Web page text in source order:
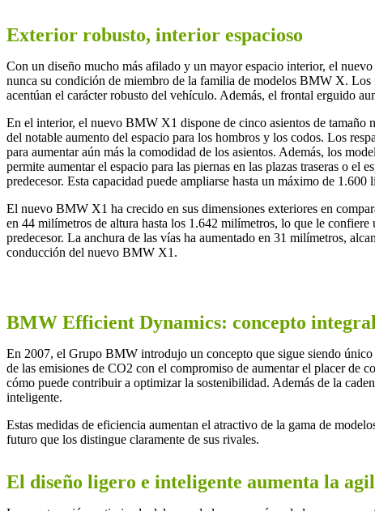
Exterior robusto, interior espacioso
Con un diseño mucho más afilado y un mayor espacio interior, el
nunca su condición de miembro de la familia de modelos BMW X.
acentúan el carácter robusto del vehículo. Además, el frontal erguido
En el interior, el nuevo BMW X1 dispone de cinco asientos de tamaño
del notable aumento del espacio para los hombros y los codos. Los
para aumentar aún más la comodidad de los asientos. Además, los
permite aumentar el espacio para las piernas en las plazas traseras o
predecesor. Esta capacidad puede ampliarse hasta un máximo de 1.600
El nuevo BMW X1 ha crecido en sus dimensiones exteriores en
en 44 milímetros de altura hasta los 1.642 milímetros, lo que le
predecesor. La anchura de las vías ha aumentado en 31 milímetros,
conducción del nuevo BMW X1.
BMW Efficient Dynamics: concepto
En 2007, el Grupo BMW introdujo un concepto que sigue siendo
de las emisiones de CO2 con el compromiso de aumentar el placer
cómo puede contribuir a optimizar la sostenibilidad. Además de la
inteligente.
Estas medidas de eficiencia aumentan el atractivo de la gama de
futuro que los distingue claramente de sus rivales.
El diseño ligero e inteligente aumenta la